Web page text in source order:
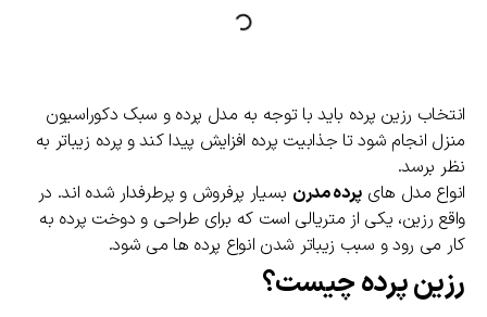
انتخاب رزین پرده باید با توجه به مدل پرده و سبک دکوراسیون
منزل انجام شود تا جذابیت پرده افزایش پیدا کند و پرده زیباتر به
نظر برسد.
انواع مدل های پرده مدرن بسیار پرفروش و پرطرفدار شده اند. در
واقع رزین، یکی از متریالی است که برای طراحی و دوخت پرده به
کار می رود و سبب زیباتر شدن انواع پرده ها می شود.
رزین پرده چیست؟